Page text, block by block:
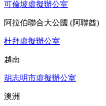
可倫坡虛擬辦公室
阿拉伯聯合大公國 (阿聯酋)
杜拜虛擬辦公室
越南
胡志明市虛擬辦公室
澳洲